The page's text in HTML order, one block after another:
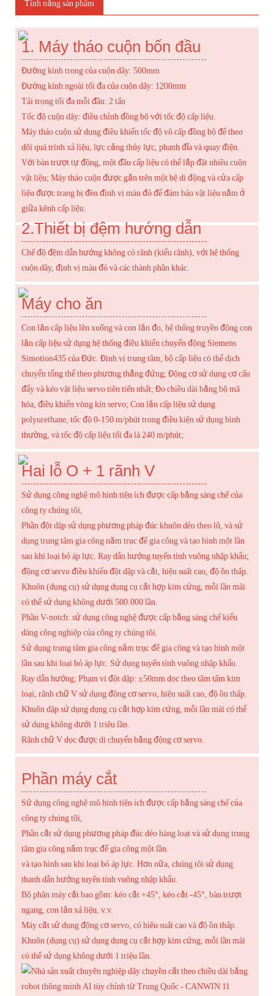
Tính năng sản phẩm
1. Máy tháo cuộn bốn đầu
Đường kính trong của cuộn dây: 500mm
Đường kính ngoài tối đa của cuộn dây: 1200mm
Tải trọng tối đa mỗi đầu: 2 tấn
Tốc độ cuộn dây: điều chỉnh đồng bộ với tốc độ cấp liệu.
Máy tháo cuộn sử dụng điều khiển tốc độ vô cấp đồng bộ để theo
dõi quá trình xả liệu, lực căng thủy lực, phanh đĩa và quay điện.
Với bàn trượt tự động, một đầu cấp liệu có thể lắp đặt nhiều cuộn
vật liệu; Máy tháo cuộn được gắn trên một bệ di động và cửa cấp
liệu được trang bị đèn định vị màu đỏ để đảm bảo vật liệu nằm ở
giữa kênh cấp liệu.
2.Thiết bị đệm hướng dẫn
Chế độ đệm dẫn hướng không có rãnh (kiểu rãnh), với hệ thống
cuộn dây, định vị màu đỏ và các thành phần khác.
Máy cho ăn
Con lăn cấp liệu lên xuống và con lăn đo, hệ thống truyền động con
lăn cấp liệu sử dụng hệ thống điều khiển chuyển động Siemens
Simotion435 của Đức. Định vị trung tâm, bộ cấp liệu có thể dịch
chuyển tổng thể theo phương thẳng đứng; Động cơ sử dụng cơ cấu
đẩy và kéo vật liệu servo tiên tiến nhất; Đo chiều dài bằng bộ mã
hóa, điều khiển vòng kín servo; Con lăn cấp liệu sử dụng
polyurethane, tốc độ 0-150 m/phút trong điều kiện sử dụng bình
thường, và tốc độ cấp liệu tối đa là 240 m/phút;
Hai lỗ O + 1 rãnh V
Sử dụng công nghệ mô hình tiện ích được cấp bằng sáng chế của
công ty chúng tôi,
Phần đột dập sử dụng phương pháp đúc khuôn dẻo theo lô, và sử
dụng trung tâm gia công năm trục để gia công và tạo hình một lần
sau khi loại bỏ áp lực. Ray dẫn hướng tuyến tính vuông nhập khẩu;
động cơ servo điều khiển đột dập và cắt, hiệu suất cao, độ ồn thấp.
Khuôn (dụng cụ) sử dụng dụng cụ cắt hợp kim cứng, mỗi lần mài
có thể sử dụng không dưới 500.000 lần.
Phần V-notch: sử dụng công nghệ được cấp bằng sáng chế kiểu
dáng công nghiệp của công ty chúng tôi.
Sử dụng trung tâm gia công năm trục để gia công và tạo hình một
lần sau khi loại bỏ áp lực. Sử dụng tuyến tính vuông nhập khẩu.
Ray dẫn hướng; Phạm vi đột dập: ±50mm dọc theo tâm tấm kim
loại, rãnh chữ V sử dụng động cơ servo, hiệu suất cao, độ ồn thấp.
Khuôn dập sử dụng dụng cụ cắt hợp kim cứng, mỗi lần mài có thể
sử dụng không dưới 1 triệu lần.
Rãnh chữ V dọc được di chuyển bằng động cơ servo.
Phần máy cắt
Sử dụng công nghệ mô hình tiện ích được cấp bằng sáng chế của
công ty chúng tôi,
Phần cắt sử dụng phương pháp đúc dẻo hàng loạt và sử dụng trung
tâm gia công năm trục để gia công một lần.
và tạo hình sau khi loại bỏ áp lực. Hơn nữa, chúng tôi sử dụng
thanh dẫn hướng tuyến tính vuông nhập khẩu.
Bộ phận máy cắt bao gồm: kéo cắt +45°, kéo cắt -45°, bàn trượt
ngang, con lăn xả liệu, v.v.
Máy cắt sử dụng động cơ servo, có hiệu suất cao và độ ồn thấp.
Khuôn (dụng cụ) sử dụng dụng cụ cắt hợp kim cứng, mỗi lần mài
có thể sử dụng không dưới 1 triệu lần.